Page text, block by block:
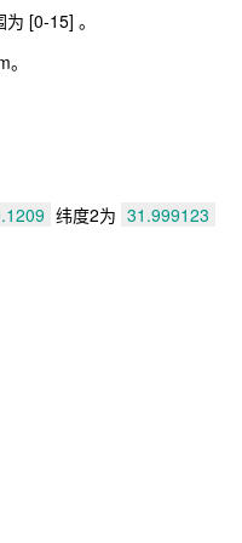
[0-15] 。
。
纬度2为 31.999123